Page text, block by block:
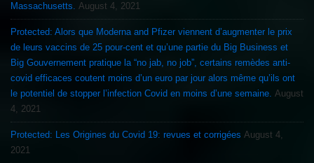
Massachusetts.
August 4, 2021
Protected: Alors que Moderna and Pfizer viennent d’augmenter le prix
de leurs vaccins de 25 pour-cent et qu’une partie du Big Business et
Big Gouvernement pratique la “no jab, no job”, certains remèdes anti-
covid efficaces coutent moins d’un euro par jour alors même qu’ils ont
le potentiel de stopper l’infection Covid en moins d’une semaine. August
4, 2021
Protected: Les Origines du Covid 19: revues et corrigées August 4,
2021